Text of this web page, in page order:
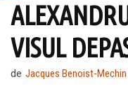
VISUL
de Jacques Benoist-Mechin